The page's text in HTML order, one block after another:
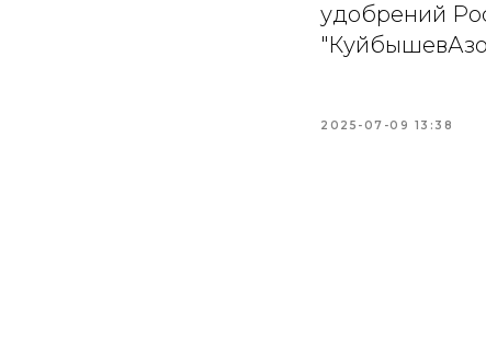
удобрений
2025-07-09 13:38